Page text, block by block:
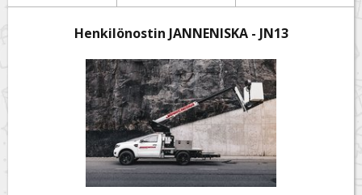
Henkilönostin JANNENISKA - JN13